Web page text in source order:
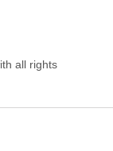
all rights